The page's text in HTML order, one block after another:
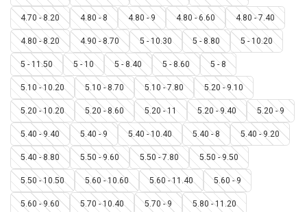
4.70 - 8.20 4.80 - 8 4.80 - 9 4.80 - 6.60 4.80 - 7.40
4.80 - 8.20 4.90 - 8.70 5 - 10.30 5 - 8.80 5 - 10.20
5 - 11.50 5 - 10 5 - 8.40 5 - 8.60 5 - 8
5.10 - 10.20 5.10 - 8.70 5.10 - 7.80 5.20 - 9.10
5.20 - 10.20 5.20 - 8.60 5.20 - 11 5.20 - 9.40 5.20 - 9
5.40 - 9.40 5.40 - 9 5.40 - 10.40 5.40 - 8 5.40 - 9.20
5.40 - 8.80 5.50 - 9.60 5.50 - 7.80 5.50 - 9.50
5.50 - 10.50 5.60 - 10.60 5.60 - 11.40 5.60 - 9
5.60 - 9.60 5.70 - 10.40 5.70 - 9 5.80 - 11.20